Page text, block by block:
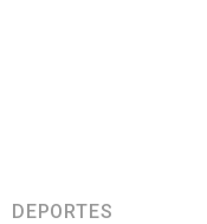
DEPORTES